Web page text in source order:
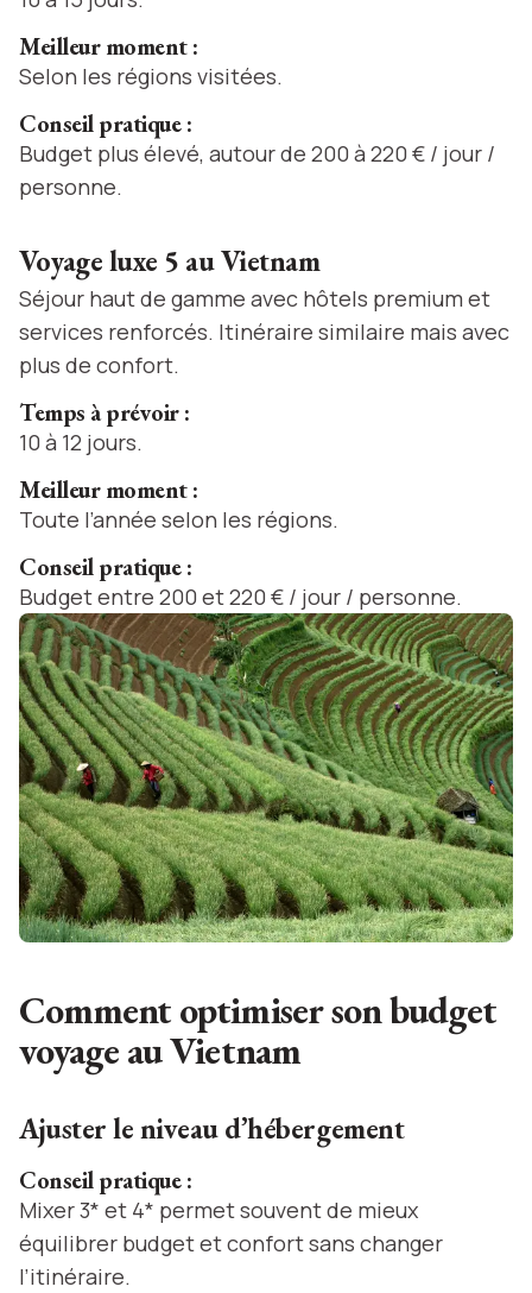
Meilleur moment :
Selon les régions visitées.
Conseil pratique :
Budget plus élevé, autour de 200 à 220 € / jour /
personne.
Voyage luxe 5 au Vietnam
Séjour haut de gamme avec hôtels premium et
services renforcés. Itinéraire similaire mais avec
plus de confort.
Temps à prévoir :
10 à 12 jours.
Meilleur moment :
Toute l’année selon les régions.
Conseil pratique :
Budget entre 200 et 220 € / jour / personne.
Comment optimiser son budget
voyage au Vietnam
Ajuster le niveau d’hébergement
Conseil pratique :
Mixer 3* et 4* permet souvent de mieux
équilibrer budget et confort sans changer
l’itinéraire.